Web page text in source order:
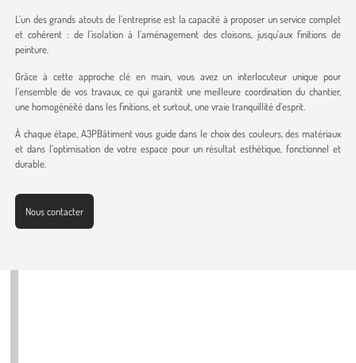
L’un des grands atouts de l’entreprise est la capacité à proposer un service complet
et cohérent : de l’isolation à l’aménagement des cloisons, jusqu’aux finitions de
peinture.
Grâce à cette approche clé en main, vous avez un interlocuteur unique pour
l’ensemble de vos travaux, ce qui garantit une meilleure coordination du chantier,
une homogénéité dans les finitions, et surtout, une vraie tranquillité d’esprit.
À chaque étape, A3PBâtiment vous guide dans le choix des couleurs, des matériaux
et dans l’optimisation de votre espace pour un résultat esthétique, fonctionnel et
durable.
Nous contacter